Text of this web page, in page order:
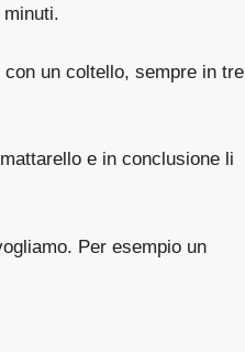
un coltello, sempre in tre
e in conclusione li
Per esempio un